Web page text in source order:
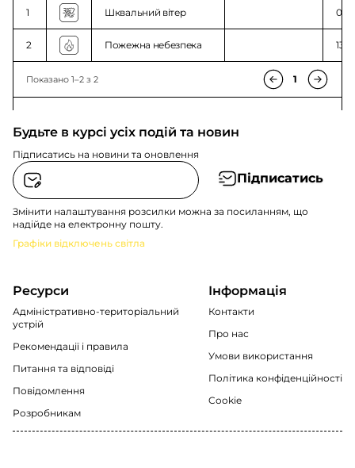
1 Шквальний вітер
2 Пожежна небезпека
Показано 1–2 з 2 1
Будьте в курсі усіх подій та новин
Підписатись на новини та оновлення
Підписатись
Змінити налаштування розсилки можна за посиланням, що
надійде на електронну пошту.
Графіки відключень світла
Ресурси
Адміністративно-територіальний
устрій
Рекомендації i правила
Питання та відповіді
Повідомлення
Розробникам
Інформація
Контакти
Про нас
Умови використання
Політика конфіденційності
Cookie